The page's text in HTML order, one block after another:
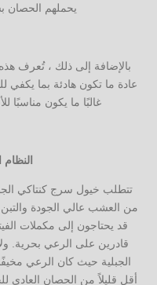
يحملهم الحصان
بالإضافة إلى ذلك ، تُعرف
عادة ما تكون هادئة بما يكفي
غالبًا ما يكون مناسبًا
النظام
تتطلب خيول سرج كنتاكي
من العشب عالي الجودة
قد يحتاجون إلى مكملات
قادرين على الرعي بحرية.
الجبلية حيث كان الرعي
أقل قليلاً من الحصان العادي